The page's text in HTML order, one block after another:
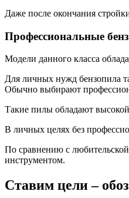
Даже после окончания
Профессиональные
Модели данного класса
Для личных нужд бензопила
Обычно выбирают
Такие пилы обладают
В личных целях без
По сравнению с любительской
инструментом.
Ставим цели –